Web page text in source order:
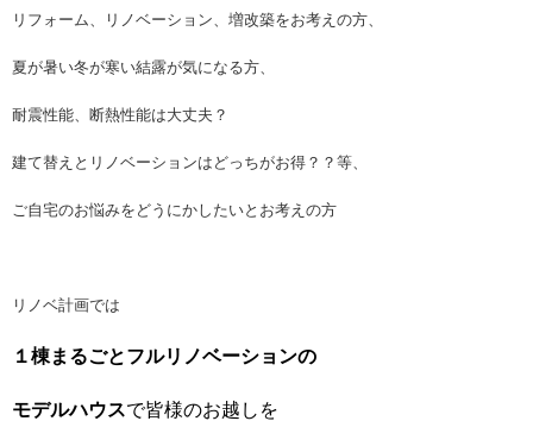
リフォーム、リノベーション、増改築をお考えの方、
夏が暑い冬が寒い結露が気になる方、
耐震性能、断熱性能は大丈夫？
建て替えとリノベーションはどっちがお得？？等、
ご自宅のお悩みをどうにかしたいとお考えの方
リノベ計画では
１棟まるごとフルリノベーションの
モデルハウスで皆様のお越しを